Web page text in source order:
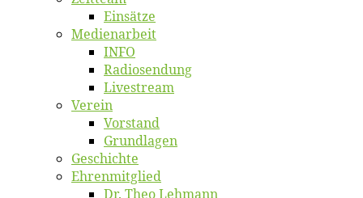
Ein­sät­ze
Me­di­en­ar­beit
INFO
Ra­dio­sen­dung
Live­stream
Ver­ein
Vor­stand
Grund­la­gen
Ge­schich­te
Eh­ren­mit­glied
Dr. Theo Lehmann